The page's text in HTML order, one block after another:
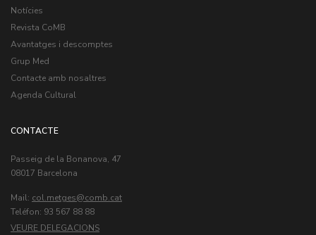
Notícies
Revista CoMB
Avantatges i descomptes
Grup Med
Contacte amb nosaltres
Agenda Cultural
CONTACTE
Passeig de la Bonanova, 47
08017 Barcelona
Mail: col.metges
Teléfon: 93 567 88 88
VEURE DELEGACIONS